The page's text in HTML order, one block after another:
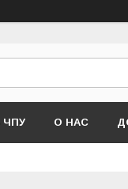
ЧПУ О НАС